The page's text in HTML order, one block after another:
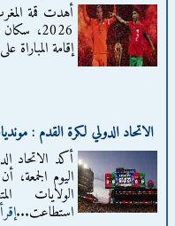
2026،
إقامة
الاتحاد الدولي لكرة القدم : مونديال 2026 يكسر الرقم القياسي لحضور
أكد الاتحاد
الولايات
استطاعت...